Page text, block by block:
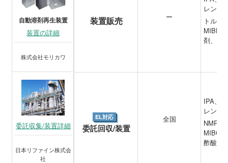
自動溶剤再生装置
装置の詳細
株式会社モリカワ
装置販売 ー
レン、
トルエ
MIBK
剤、臭
委託収集/装置詳細
日本リファイン株式会
社
EL対応
委託回収/装置
全国
IPA、
レン、
NMP、
MIBC
酢酸ブ